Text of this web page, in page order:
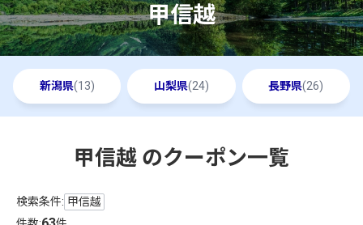
甲信越
新潟県(13) 山梨県(24) 長野県(26)
甲信越 のクーポン一覧
検索条件: 甲信越